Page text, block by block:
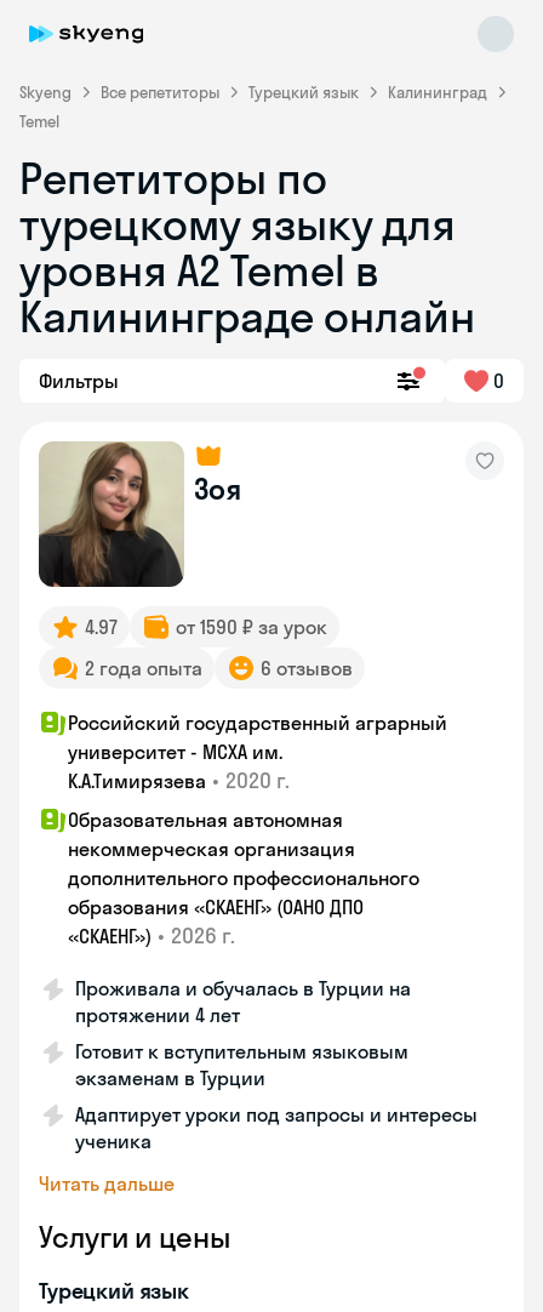
Skyeng Все репетиторы Турецкий язык
Калининград
Temel
Репетиторы по
турецкому языку для
уровня A2 Temel в
Калининграде онлайн
Фильтры 0
Зоя
4.97
от 1590 ₽ за урок
2 года опыта
6 отзывов
Российский государственный аграрный
университет - МСХА им.
К.А.Тимирязева • 2020 г.
Образовательная автономная
некоммерческая организация
дополнительного профессионального
образования «СКАЕНГ» (ОАНО ДПО
«СКАЕНГ») • 2026 г.
Проживала и обучалась в Турции на
протяжении 4 лет
Готовит к вступительным языковым
экзаменам в Турции
Адаптирует уроки под запросы и интересы
ученика
Читать дальше
Услуги и цены
Турецкий язык
Skyeng Chat